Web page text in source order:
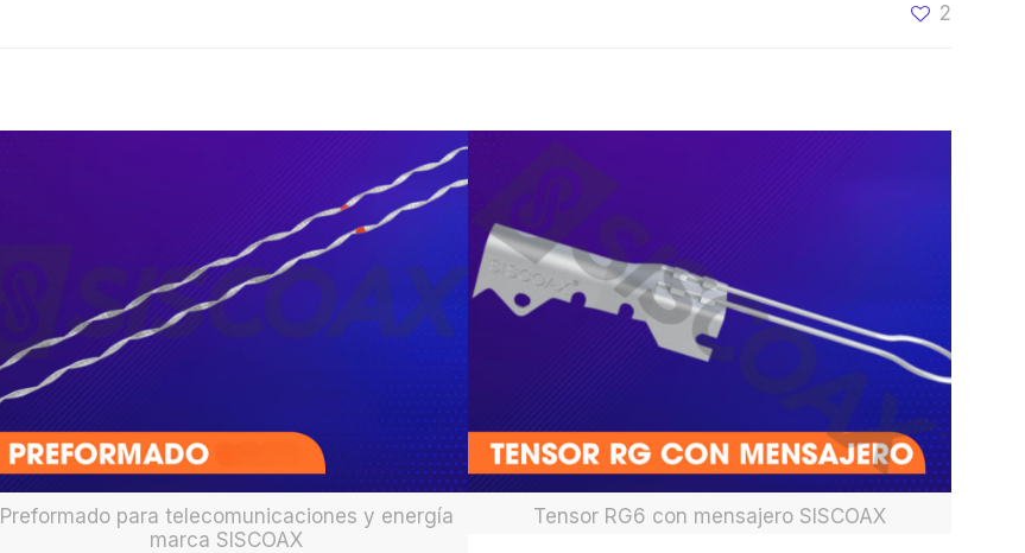
2
Preformado para telecomunicaciones y energía
marca SISCOAX
Tensor RG6 con mensajero SISCOAX